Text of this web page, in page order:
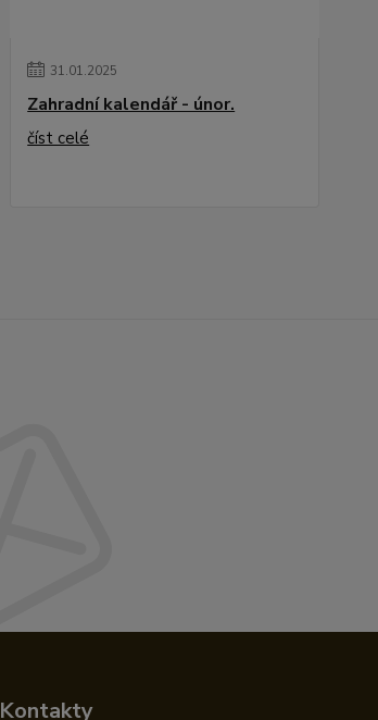
31.01.2025
Zahradní kalendář - únor.
číst celé
Kontakty